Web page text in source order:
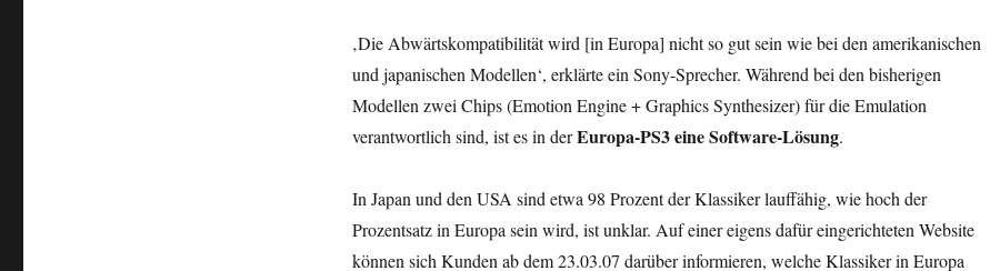
‚Die Abwärtskompatibilität wird [in Europa] nicht so gut sein wie bei den amerikanischen
und japanischen Modellen‘, erklärte ein Sony-Sprecher. Während bei den bisherigen
Modellen zwei Chips (Emotion Engine + Graphics Synthesizer) für die Emulation
verantwortlich sind, ist es in derEuropa-PS3 eine Software-Lösung.
In Japan und den USA sind etwa 98 Prozent der Klassiker lauffähig, wie hoch der
Prozentsatz in Europa sein wird, ist unklar. Auf einer eigens dafür eingerichteten Website
können sich Kunden ab dem 23.03.07 darüber informieren, welche Klassiker in Europa